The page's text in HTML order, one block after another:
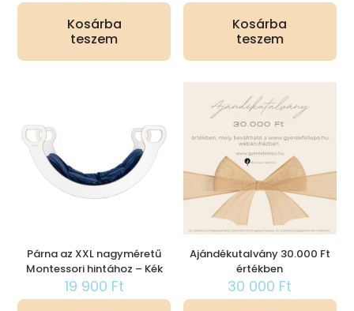
Kosárba
teszem
Kosárba
teszem
Párna az XXL nagyméretű
Montessori hintához – Kék
19 900 Ft
Ajándékutalvány 30.000 Ft
értékben
30 000 Ft